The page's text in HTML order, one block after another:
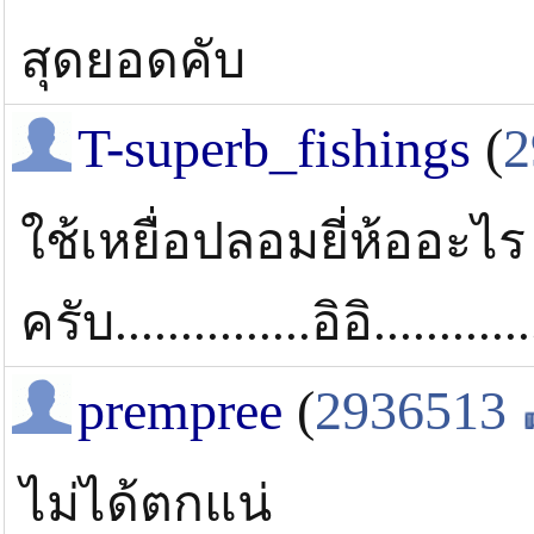
สุดยอดคับ
T-superb_fishings (
ใช้เหยื่อปลอมยี่ห้ออะไร
ครับ...............อิอิ
prempree (2936513
ไม่ได้ตกแน่